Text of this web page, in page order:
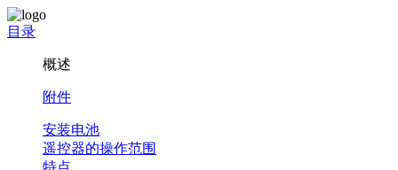
目录
概述
附件
安装电池
遥控器的操作范围
特点